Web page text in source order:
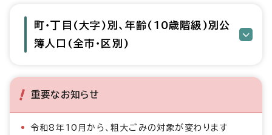
町・丁目(大字)別、年齢(10歳階級)別公
簿人口(全市・区別)
重要なお知らせ
令和8年10月から、粗大ごみの対象が変わります